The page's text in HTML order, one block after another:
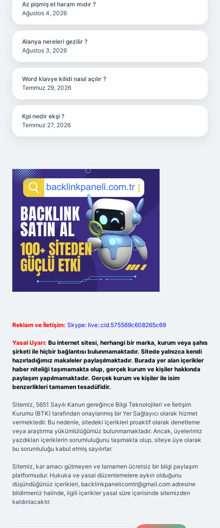
Az pişmiş et haram mıdır ?
Ağustos 4, 2026
Alanya nereleri gezilir ?
Ağustos 3, 2026
Word klavye kilidi nasıl açılır ?
Temmuz 29, 2026
Kpi nedir ekşi ?
Temmuz 27, 2026
Reklam ve İletişim: Skype: live:.cid.575569c608265c69
Yasal Uyarı: Bu internet sitesi, herhangi bir marka, kurum veya şahıs
şirketi ile hiçbir bağlantısı bulunmamaktadır. Sitede yalnızca kendi
hazırladığımız makaleler paylaşılmaktadır. Burada yer alan içerikler
haber niteliği taşımamakta olup, gerçek kurum ve kişiler hakkında
paylaşım yapılmamaktadır. Gerçek kurum ve kişiler ile isim
benzerlikleri tamamen tesadüfidir.
Sitemiz, 5651 Sayılı Kanun gereğince Bilgi Teknolojileri ve İletişim
Kurumu (BTK) tarafından onaylanmış bir Yer Sağlayıcı olarak hizmet
vermektedir. Bu nedenle, sitedeki içerikleri proaktif olarak denetleme
veya araştırma yükümlülüğümüz bulunmamaktadır. Ancak, üyelerimiz
yazdıkları içeriklerin sorumluluğunu taşımakta olup, siteye üye olarak
bu sorumluluğu kabul etmiş sayılırlar.
Sitemiz, kar amacı gütmeyen ve tamamen ücretsiz bir bilgi paylaşım
platformudur. Hukuka ve yasal düzenlemelere aykırı olduğunu
düşündüğünüz içerikleri, backlinkpanelicomtr@gmail.com adresine
bildirmeniz halinde, ilgili içerikler yasal süre içerisinde sitemizden
kaldırılacaktır.